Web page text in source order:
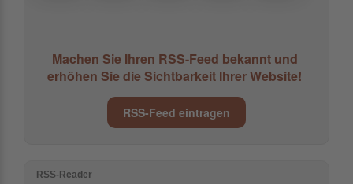
Machen Sie Ihren RSS-Feed bekannt und
erhöhen Sie die Sichtbarkeit Ihrer Website!
RSS-Feed eintragen
RSS-Reader